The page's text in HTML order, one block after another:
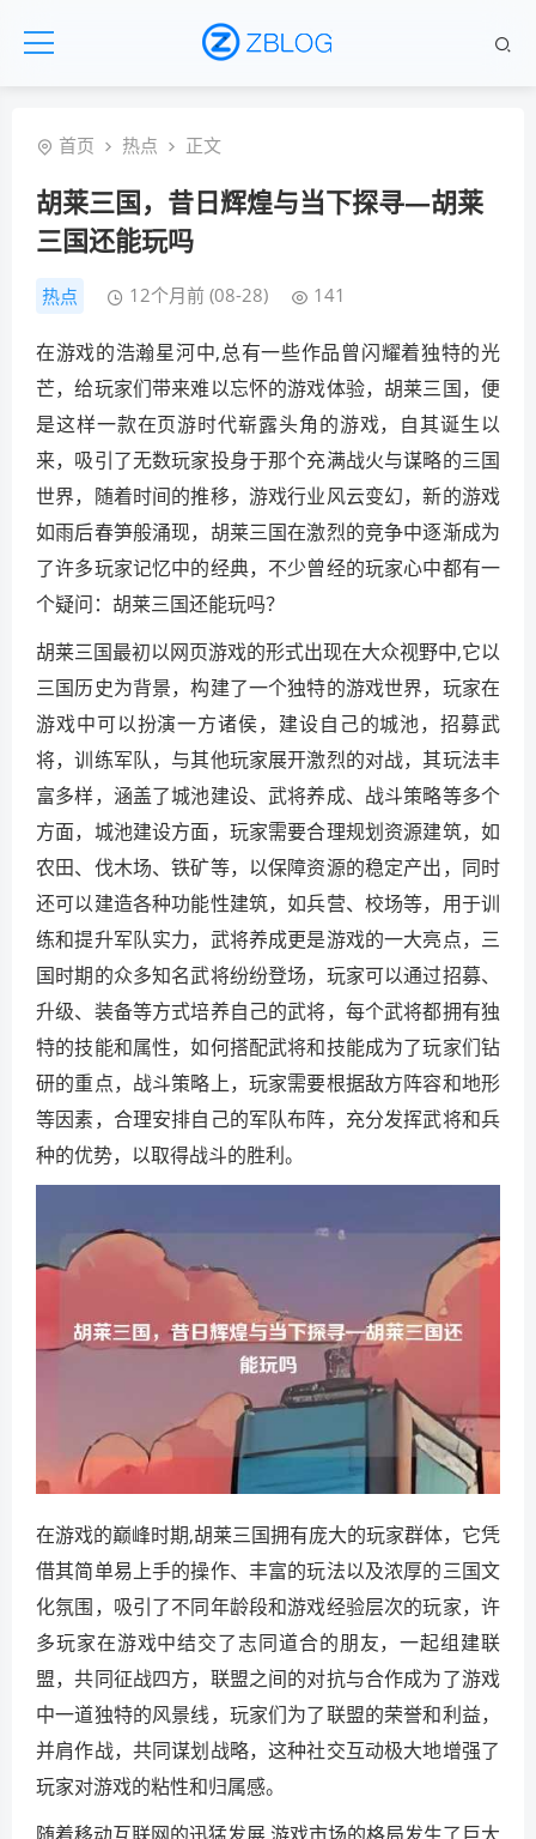
首页 热点 正文
胡莱三国，昔日辉煌与当下探寻—胡莱
三国还能玩吗
热点 12个月前 (08-28) 141
在游戏的浩瀚星河中,总有一些作品曾闪耀着独特的光
芒，给玩家们带来难以忘怀的游戏体验，胡莱三国，便
是这样一款在页游时代崭露头角的游戏，自其诞生以
来，吸引了无数玩家投身于那个充满战火与谋略的三国
世界，随着时间的推移，游戏行业风云变幻，新的游戏
如雨后春笋般涌现，胡莱三国在激烈的竞争中逐渐成为
了许多玩家记忆中的经典，不少曾经的玩家心中都有一
个疑问：胡莱三国还能玩吗？
胡莱三国最初以网页游戏的形式出现在大众视野中,它以
三国历史为背景，构建了一个独特的游戏世界，玩家在
游戏中可以扮演一方诸侯，建设自己的城池，招募武
将，训练军队，与其他玩家展开激烈的对战，其玩法丰
富多样，涵盖了城池建设、武将养成、战斗策略等多个
方面，城池建设方面，玩家需要合理规划资源建筑，如
农田、伐木场、铁矿等，以保障资源的稳定产出，同时
还可以建造各种功能性建筑，如兵营、校场等，用于训
练和提升军队实力，武将养成更是游戏的一大亮点，三
国时期的众多知名武将纷纷登场，玩家可以通过招募、
升级、装备等方式培养自己的武将，每个武将都拥有独
特的技能和属性，如何搭配武将和技能成为了玩家们钻
研的重点，战斗策略上，玩家需要根据敌方阵容和地形
等因素，合理安排自己的军队布阵，充分发挥武将和兵
种的优势，以取得战斗的胜利。
在游戏的巅峰时期,胡莱三国拥有庞大的玩家群体，它凭
借其简单易上手的操作、丰富的玩法以及浓厚的三国文
化氛围，吸引了不同年龄段和游戏经验层次的玩家，许
多玩家在游戏中结交了志同道合的朋友，一起组建联
盟，共同征战四方，联盟之间的对抗与合作成为了游戏
中一道独特的风景线，玩家们为了联盟的荣誉和利益，
并肩作战，共同谋划战略，这种社交互动极大地增强了
玩家对游戏的粘性和归属感。